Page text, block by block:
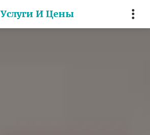
Услуги И Цены